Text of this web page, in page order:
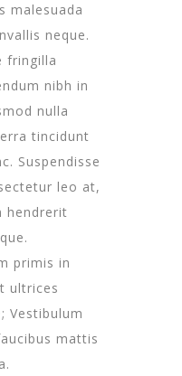
malesuada
neque.
fringilla
nibh in
nulla
tincidunt
Suspendisse
leo at,
hendrerit
primis in
ultrices
Vestibulum
mattis